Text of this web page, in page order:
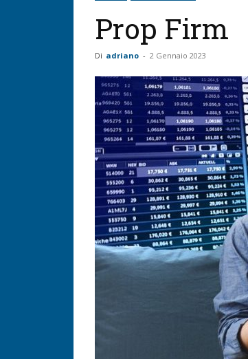
Prop Firm
Di adriano - 2 Gennaio 2023